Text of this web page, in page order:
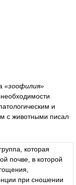
«зоофилия»
и
с животными писал
которая
почве, в которой
при сношении